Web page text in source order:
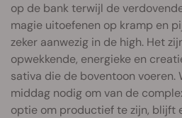
op de bank terwijl de
magie uitoefenen op kramp en
zeker aanwezig in de high. Het
opwekkende, energieke en
sativa die de boventoon voeren.
middag nodig om van de
optie om productief te zijn, blijft